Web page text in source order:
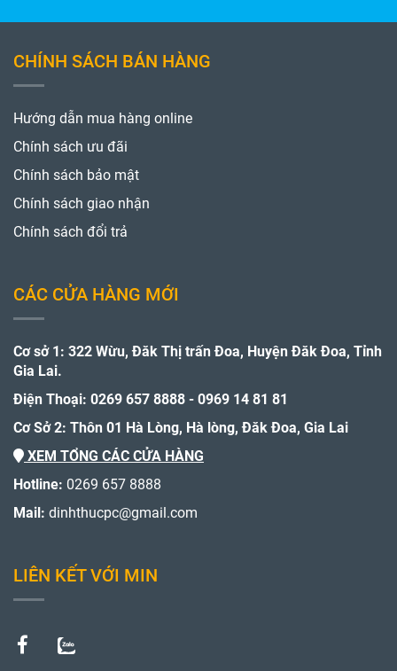
CHÍNH SÁCH BÁN HÀNG
Hướng dẫn mua hàng online
Chính sách ưu đãi
Chính sách bảo mật
Chính sách giao nhận
Chính sách đổi trả
CÁC CỬA HÀNG MỚI
Cơ sở 1: 322 Wừu, Đăk Thị trấn Đoa, Huyện Đăk Đoa, Tỉnh
Gia Lai.
Điện Thoại: 0269 657 8888 - 0969 14 81 81
Cơ Sở 2: Thôn 01 Hà Lòng, Hà lòng, Đăk Đoa, Gia Lai
XEM TỔNG CÁC CỬA HÀNG
Hotline: 0269 657 8888
Mail: dinhthucpc@gmail.com
LIÊN KẾT VỚI MIN